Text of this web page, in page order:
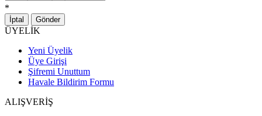
*
İptal Gönder
ÜYELİK
Yeni Üyelik
Üye Girişi
Şifremi Unuttum
Havale Bildirim Formu
ALIŞVERİŞ